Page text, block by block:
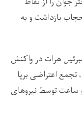
بازداشت و به
هرات در واکنش
اعتراضی برپا
ساعت توسط نیروهای